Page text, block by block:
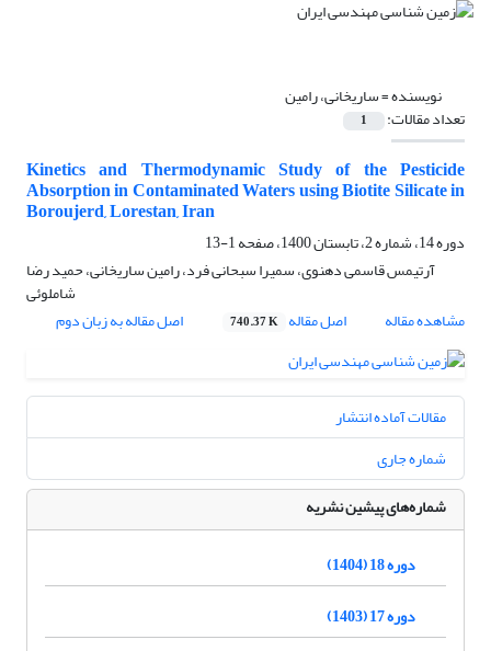
نویسنده =ساریخانی، رامین
تعداد مقالات: 1
Kinetics and Thermodynamic Study of the Pesticide
Absorption in Contaminated Waters using Biotite Silicate in
Boroujerd, Lorestan, Iran
دوره 14، شماره 2، تابستان 1400، صفحه
1-13
آرتیمس قاسمی دهنوی، سمیرا سبحانی فرد، رامین ساریخانی، حمید رضا
شاملوئی
مشاهده مقاله
اصل مقاله 740.37 K اصل مقاله به زبان دوم
مقالات آماده انتشار
شماره جاری
شماره‌های پیشین نشریه
دوره 18 (1404)
دوره 17 (1403)